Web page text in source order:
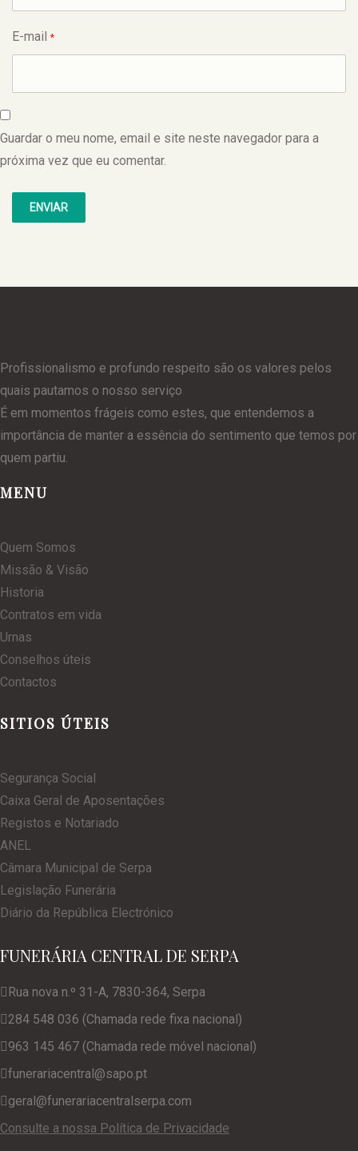
E-mail *
Guardar o meu nome, email e site neste navegador para a
próxima vez que eu comentar.
Profissionalismo e profundo respeito são os valores pelos
quais pautamos o nosso serviço
É em momentos frágeis como estes, que entendemos a
importância de manter a essência do sentimento que temos por
quem partiu.
MENU
Quem Somos
Missão & Visão
Historia
Contratos em vida
Urnas
Conselhos úteis
Contactos
SITIOS ÚTEIS
Segurança Social
Caixa Geral de Aposentações
Registos e Notariado
ANEL
Câmara Municipal de Serpa
Legislação Funerária
Diário da República Electrónico
FUNERÁRIA CENTRAL DE SERPA
Rua nova n.º 31-A, 7830-364, Serpa
284 548 036 (Chamada rede fixa nacional)
963 145 467 (Chamada rede móvel nacional)
funerariacentral@sapo.pt
geral@funerariacentralserpa.com
Consulte a nossa Política de Privacidade